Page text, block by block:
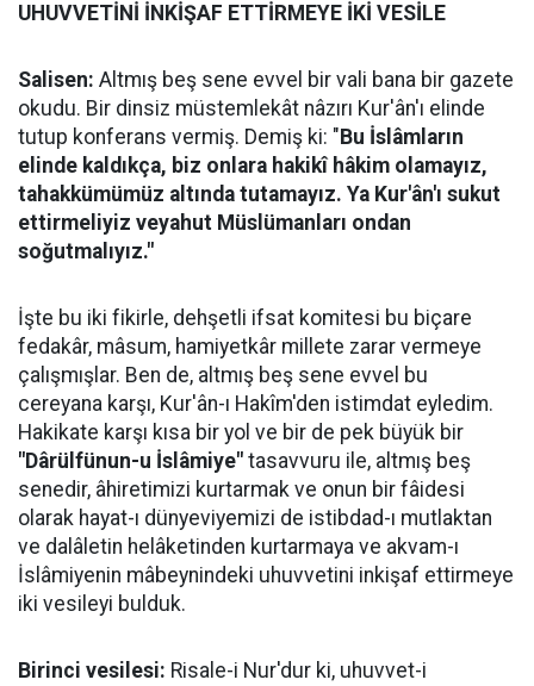
UHUVVETİNİ İNKİŞAF ETTİRMEYE İKİ VESİLE
Salisen: Altmış beş sene evvel bir vali bana bir gazete
okudu. Bir dinsiz müstemlekât nâzırı Kur'ân'ı elinde
tutup konferans vermiş. Demiş ki: " Bu İslâmların
elinde kaldıkça, biz onlara hakikî hâkim olamayız,
tahakkümümüz altında tutamayız. Ya Kur'ân'ı sukut
ettirmeliyiz veyahut Müslümanları ondan
soğutmalıyız."
İşte bu iki fikirle, dehşetli ifsat komitesi bu biçare
fedakâr, mâsum, hamiyetkâr millete zarar vermeye
çalışmışlar. Ben de, altmış beş sene evvel bu
cereyana karşı, Kur'ân-ı Hakîm'den istimdat eyledim.
Hakikate karşı kısa bir yol ve bir de pek büyük bir
"Dârülfünun-u İslâmiye" tasavvuru ile, altmış beş
senedir, âhiretimizi kurtarmak ve onun bir fâidesi
olarak hayat-ı dünyeviyemizi de istibdad-ı mutlaktan
ve dalâletin helâketinden kurtarmaya ve akvam-ı
İslâmiyenin mâbeynindeki uhuvvetini inkişaf ettirmeye
iki vesileyi bulduk.
Birinci vesilesi: Risale-i Nur'dur ki, uhuvvet-i